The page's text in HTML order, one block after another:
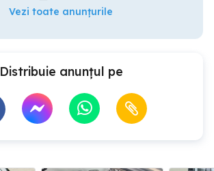
Vezi toate anunțurile
Distribuie anunțul pe